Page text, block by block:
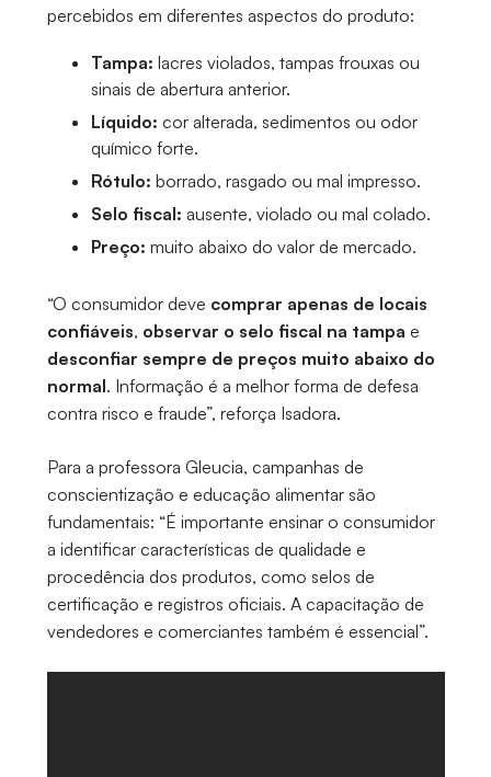
percebidos em diferentes aspectos do produto:
Tampa: lacres violados, tampas frouxas ou
sinais de abertura anterior.
Líquido: cor alterada, sedimentos ou odor
químico forte.
Rótulo: borrado, rasgado ou mal impresso.
Selo fiscal: ausente, violado ou mal colado.
Preço: muito abaixo do valor de mercado.
“O consumidor deve comprar apenas de locais
confiáveis, observar o selo fiscal na tampa e
desconfiar sempre de preços muito abaixo do
normal. Informação é a melhor forma de defesa
contra risco e fraude”, reforça Isadora.
Para a professora Gleucia, campanhas de
conscientização e educação alimentar são
fundamentais: “É importante ensinar o consumidor
a identificar características de qualidade e
procedência dos produtos, como selos de
certificação e registros oficiais. A capacitação de
vendedores e comerciantes também é essencial”.